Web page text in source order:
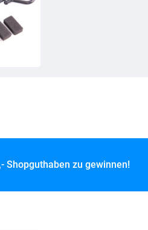
Shopguthaben zu gewinnen!